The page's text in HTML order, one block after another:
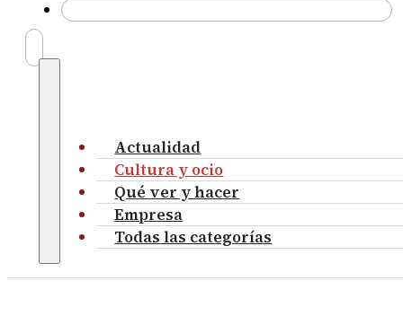
Actualidad
Cultura y ocio
Qué ver y hacer
Empresa
Todas las categorías